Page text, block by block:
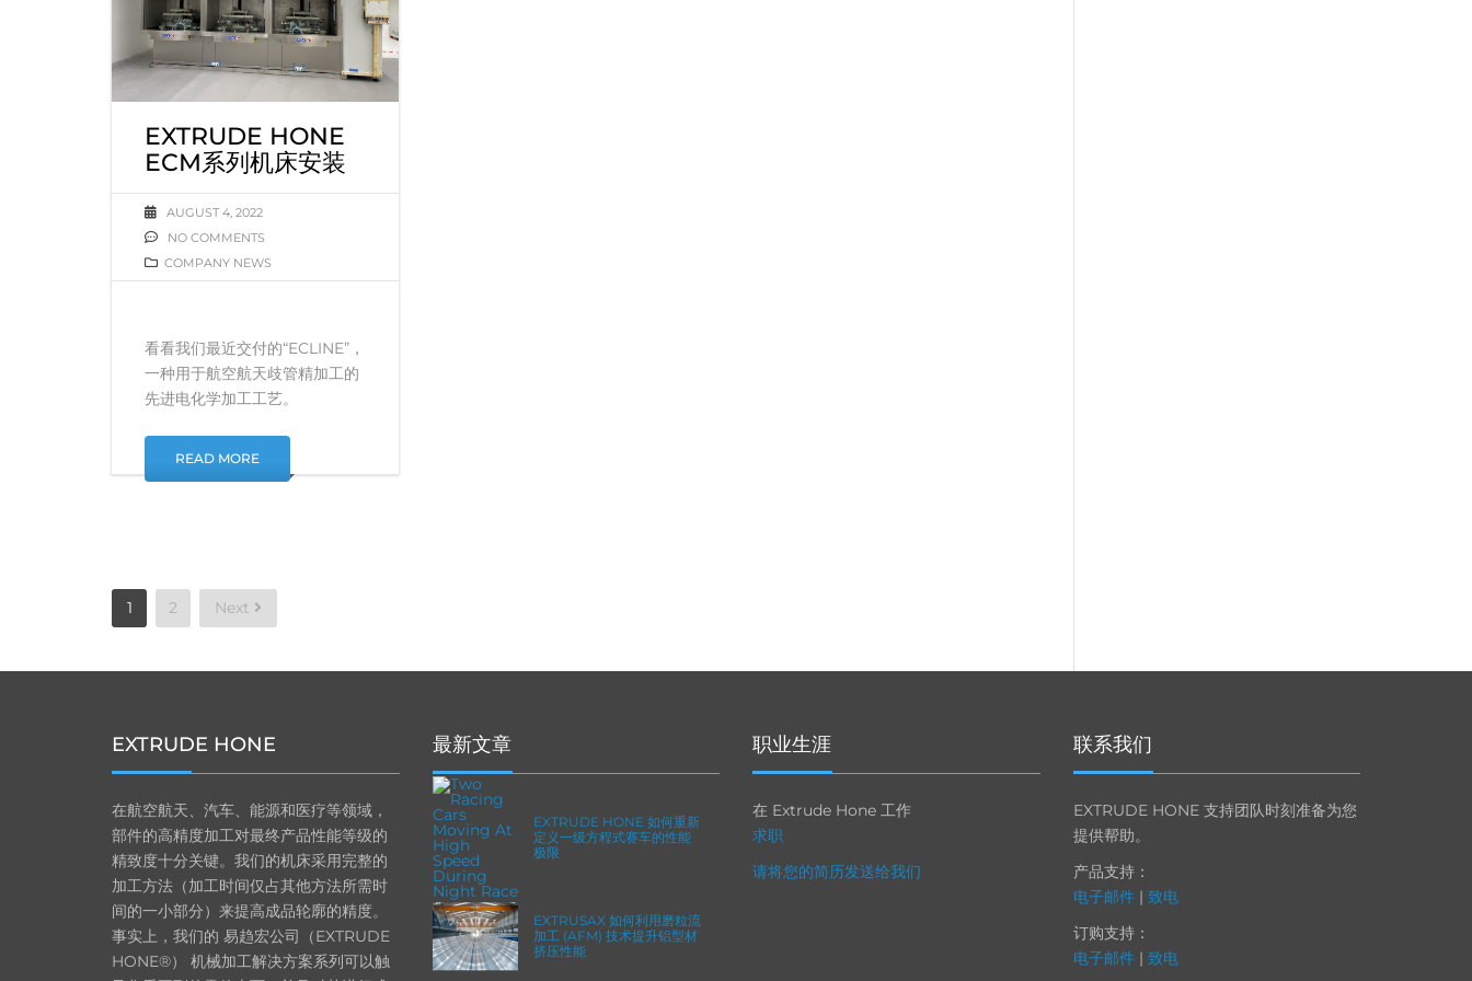
EXTRUDE HONE
ECM系列机床安装
AUGUST 4, 2022
NO COMMENTS
COMPANY NEWS
看看我们最近交付的“ECLINE”，
一种用于航空航天歧管精加工的
先进电化学加工工艺。
READ MORE
Posts
pagination
1 2 Next
EXTRUDE HONE
在航空航天、汽车、能源和医疗等领域，
部件的高精度加工对最终产品性能等级的
精致度十分关键。我们的机床采用完整的
加工方法（加工时间仅占其他方法所需时
间的一小部分）来提高成品轮廓的精度。
事实上，我们的 易趋宏公司（EXTRUDE
HONE®） 机械加工解决方案系列可以触
最新文章
EXTRUDE HONE 如何重新
定义一级方程式赛车的性能
极限
EXTRUSAX 如何利用磨粒流
加工 (AFM) 技术提升铝型材
挤压性能
职业生涯
在 Extrude Hone 工作
求职
请将您的简历发送给我们
联系我们
EXTRUDE HONE 支持团队时刻准备为您
提供帮助。
产品支持：
电子邮件| 致电
订购支持：
电子邮件| 致电